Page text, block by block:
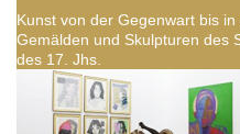
Kunst von der Gegenwart bis
Gemälden und Skulpturen des
des 17. Jhs.